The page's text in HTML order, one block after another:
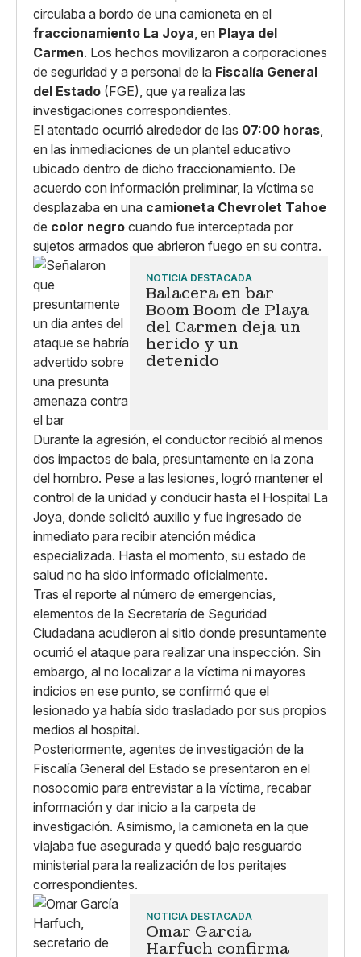
circulaba a bordo de una camioneta en el
fraccionamiento La Joya, en Playa del
Carmen. Los hechos movilizaron a corporaciones
de seguridad y a personal de la Fiscalía General
del Estado (FGE), que ya realiza las
investigaciones correspondientes.
El atentado ocurrió alrededor de las 07:00 horas,
en las inmediaciones de un plantel educativo
ubicado dentro de dicho fraccionamiento. De
acuerdo con información preliminar, la víctima se
desplazaba en una camioneta Chevrolet Tahoe
de color negro cuando fue interceptada por
sujetos armados que abrieron fuego en su contra.
NOTICIA DESTACADA
Balacera en bar
Boom Boom de Playa
del Carmen deja un
herido y un
detenido
Durante la agresión, el conductor recibió al menos
dos impactos de bala, presuntamente en la zona
del hombro. Pese a las lesiones, logró mantener el
control de la unidad y conducir hasta el Hospital La
Joya, donde solicitó auxilio y fue ingresado de
inmediato para recibir atención médica
especializada. Hasta el momento, su estado de
salud no ha sido informado oficialmente.
Tras el reporte al número de emergencias,
elementos de la Secretaría de Seguridad
Ciudadana acudieron al sitio donde presuntamente
ocurrió el ataque para realizar una inspección. Sin
embargo, al no localizar a la víctima ni mayores
indicios en ese punto, se confirmó que el
lesionado ya había sido trasladado por sus propios
medios al hospital.
Posteriormente, agentes de investigación de la
Fiscalía General del Estado se presentaron en el
nosocomio para entrevistar a la víctima, recabar
información y dar inicio a la carpeta de
investigación. Asimismo, la camioneta en la que
viajaba fue asegurada y quedó bajo resguardo
ministerial para la realización de los peritajes
correspondientes.
NOTICIA DESTACADA
Omar García
Harfuch confirma